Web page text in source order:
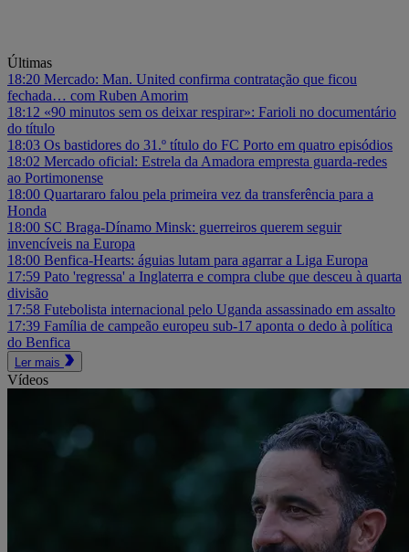
Últimas
18:20 Mercado: Man. United confirma contratação que ficou
fechada… com Ruben Amorim
18:12 «90 minutos sem os deixar respirar»: Farioli no documentário
do título
18:03 Os bastidores do 31.º título do FC Porto em quatro episódios
18:02 Mercado oficial: Estrela da Amadora empresta guarda-redes
ao Portimonense
18:00 Quartararo falou pela primeira vez da transferência para a
Honda
18:00 SC Braga-Dínamo Minsk: guerreiros querem seguir
invencíveis na Europa
18:00 Benfica-Hearts: águias lutam para agarrar a Liga Europa
17:59 Pato 'regressa' a Inglaterra e compra clube que desceu à quarta
divisão
17:58 Futebolista internacional pelo Uganda assassinado em assalto
17:39 Família de campeão europeu sub-17 aponta o dedo à política
do Benfica
Ler mais
Vídeos